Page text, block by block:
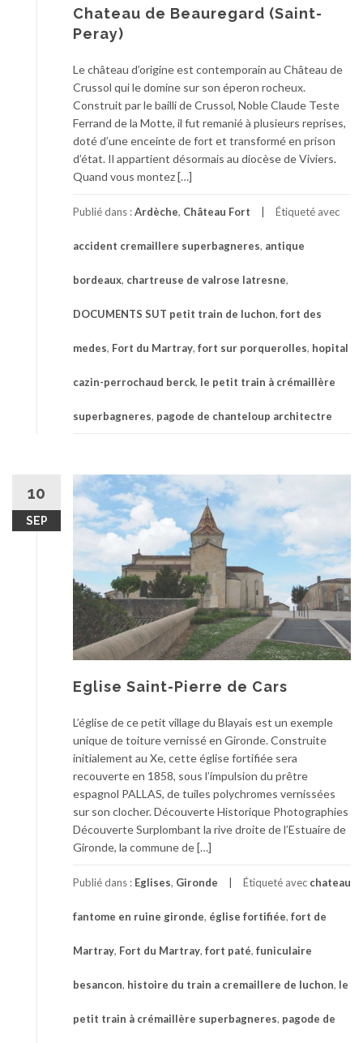
Chateau de Beauregard (Saint-
Peray)
Le château d’origine est contemporain au Château de
Crussol qui le domine sur son éperon rocheux.
Construit par le bailli de Crussol, Noble Claude Teste
Ferrand de la Motte, il fut remanié à plusieurs reprises,
doté d’une enceinte de fort et transformé en prison
d’état. Il appartient désormais au diocèse de Viviers.
Quand vous montez […]
Publié dans :Ardèche, Château Fort Étiqueté avec
accident cremaillere superbagneres, antique
bordeaux, chartreuse de valrose latresne,
DOCUMENTS SUT petit train de luchon, fort des
medes, Fort du Martray, fort sur porquerolles, hopital
cazin-perrochaud berck, le petit train à crémaillère
superbagneres, pagode de chanteloup architectre
10
SEP
Eglise Saint-Pierre de Cars
L’église de ce petit village du Blayais est un exemple
unique de toiture vernissé en Gironde. Construite
initialement au Xe, cette église fortifiée sera
recouverte en 1858, sous l’impulsion du prêtre
espagnol PALLAS, de tuiles polychromes vernissées
sur son clocher. Découverte Historique Photographies
Découverte Surplombant la rive droite de l’Estuaire de
Gironde, la commune de […]
Publié dans : Eglises, Gironde Étiqueté avec chateau
fantome en ruine gironde, église fortifiée, fort de
Martray, Fort du Martray, fort paté, funiculaire
besancon, histoire du train a cremaillere de luchon, le
petit train à crémaillère superbagneres, pagode de